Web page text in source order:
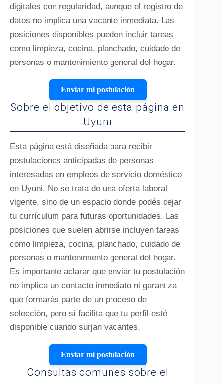
digitales con regularidad, aunque el registro de
datos no implica una vacante inmediata. Las
posiciones disponibles pueden incluir tareas
como limpieza, cocina, planchado, cuidado de
personas o mantenimiento general del hogar.
Enviar mi postulación
Sobre el objetivo de esta página en
Uyuni
Esta página está diseñada para recibir
postulaciones anticipadas de personas
interesadas en empleos de servicio doméstico
en Uyuni. No se trata de una oferta laboral
vigente, sino de un espacio donde podés dejar
tu currículum para futuras oportunidades. Las
posiciones que suelen abrirse incluyen tareas
como limpieza, cocina, planchado, cuidado de
personas o mantenimiento general del hogar.
Es importante aclarar que enviar tu postulación
no implica un contacto inmediato ni garantiza
que formarás parte de un proceso de
selección, pero sí facilita que tu perfil esté
disponible cuando surjan vacantes.
Enviar mi postulación
Consultas comunes sobre el